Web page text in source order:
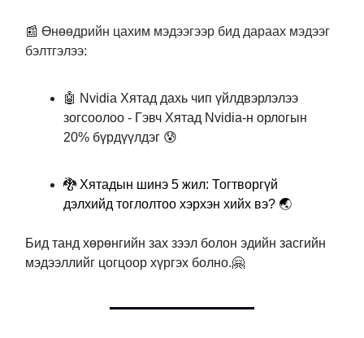
📰 Өнөөдрийн цахим мэдээгээр бид дараах мэдээг
бэлтгэлээ:
🤖 Nvidia Хятад дахь чип үйлдвэрлэлээ
зогсоолоо - Гэвч Хятад Nvidia-н орлогын
20% бүрдүүлдэг 😰
🐉 Хятадын шинэ 5 жил: Тогтворгүй
дэлхийд тоглолтоо хэрхэн хийх вэ? 🌏
Бид танд хөрөнгийн зах зээл болон эдийн засгийн
мэдээллийг цогцоор хүргэх болно.🤗